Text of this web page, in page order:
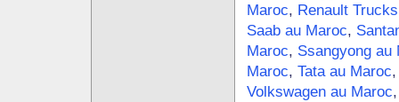
Maroc, Renault
Saab au Maroc,
Maroc, Ssangyong au
Maroc, Tata au Maroc
Volkswagen au Maroc